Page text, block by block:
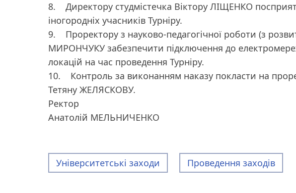
8. Директору студмістечка Віктору ЛІЩЕНКО
іногородніх учасників Турніру.
9. Проректору з науково-педагогічної роботи (з
МИРОНЧУКУ забезпечити підключення до
локацій на час проведення Турніру.
10. Контроль за виконанням наказу покласти на
Тетяну ЖЕЛЯСКОВУ.
Ректор
Анатолій МЕЛЬНИЧЕНКО
Університетські заходи Проведення заходів